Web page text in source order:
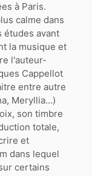
à Paris.
calme dans
études avant
la musique et
l'auteur-
Cappellot
entre autre
Meryllia...)
son timbre
totale,
et
dans lequel
certains